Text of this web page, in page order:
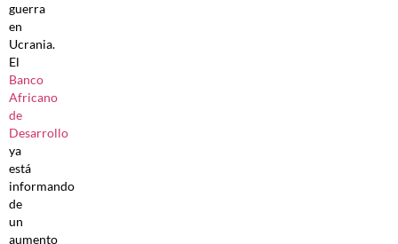
guerra
en
Ucrania.
El
Banco
Africano
de
Desarrollo
ya
está
informando
de
un
aumento